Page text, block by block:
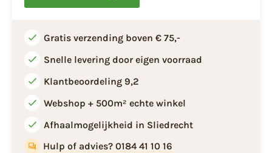
Gratis verzending boven € 75,-
Snelle levering door eigen voorraad
Klantbeoordeling 9,2
Webshop + 500m² echte winkel
Afhaalmogelijkheid in Sliedrecht
Hulp of advies? 0184 41 10 16